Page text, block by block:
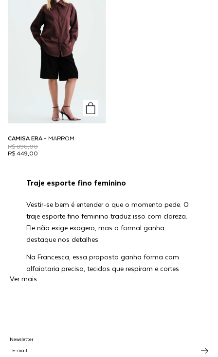
CAMISA ERA - MARROM
R$ 449,00
R$ 898,00
Traje esporte fino feminino
Vestir-se bem é entender o que o momento pede. O
traje esporte fino feminino traduz isso com clareza.
Ele não exige exagero, mas o formal ganha
destaque nos detalhes.
Na Francesca, essa proposta ganha forma com
alfaiataria precisa, tecidos que respiram e cortes
que acompanham o corpo. Uma seleção de peças
O traje esporte fino feminino é uma proposta de
vestir que traduz equilíbrio na proposta que
Ver mais
Newsletter